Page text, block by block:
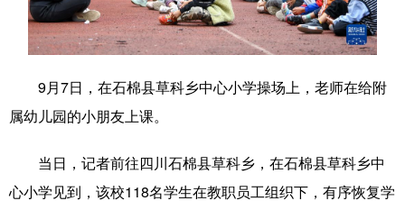
食品 人居 信息化 数字经济
9月7日，在石棉县草科乡中心小学操场上，老师在给附
属幼儿园的小朋友上课。
当日，记者前往四川石棉县草科乡，在石棉县草科乡中
心小学见到，该校118名学生在教职员工组织下，有序恢复学